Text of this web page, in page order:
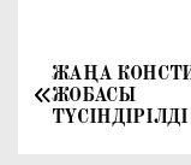
Н
ЖАҢА
ЖОБАСЫ
ТҮСІНДІРІЛДІ